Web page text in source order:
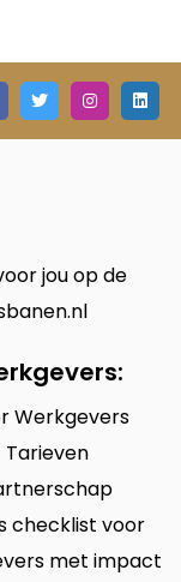
jou op de
Werkgevers
Tarieven
checklist voor
met impact